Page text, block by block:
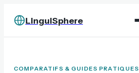
LinguiSphere
COMPARATIFS & GUIDES PRATIQUES